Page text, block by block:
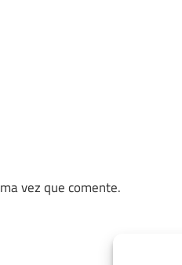
vez que comente.